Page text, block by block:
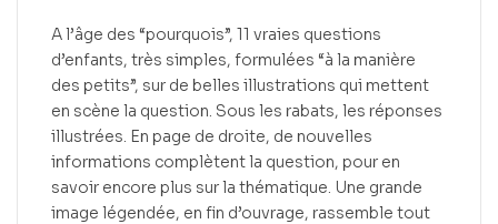
A l’âge des “pourquois”, 11 vraies questions
d’enfants, très simples, formulées “à la manière
des petits”, sur de belles illustrations qui mettent
en scène la question. Sous les rabats, les réponses
illustrées. En page de droite, de nouvelles
informations complètent la question, pour en
savoir encore plus sur la thématique. Une grande
image légendée, en fin d’ouvrage, rassemble tout